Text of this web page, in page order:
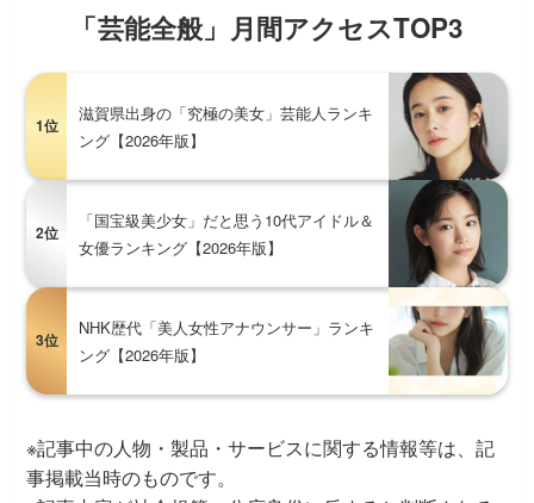
「芸能全般」月間アクセスTOP3
1位
滋賀県出身の「究極の美女」芸能人ランキ
ング【2026年版】
2位
「国宝級美少女」だと思う10代アイドル＆
女優ランキング【2026年版】
3位
NHK歴代「美人女性アナウンサー」ランキ
ング【2026年版】
※記事中の人物・製品・サービスに関する情報等は、記
事掲載当時のものです。